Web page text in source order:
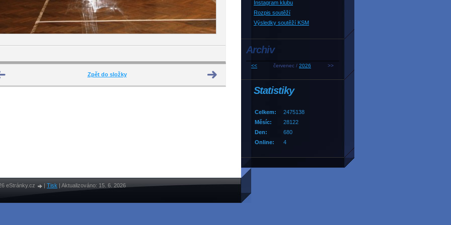
Zpět do složky
Instagram klubu
Rozpis soutěží
Výsledky soutěží KSM
Archiv
<< červenec / 2026 >>
Statistiky
Online: 4
Celkem:
2475138
Měsíc:
28122
Den:
680
eStránky.cz Tisk Aktualizováno: 15. 6. 2026